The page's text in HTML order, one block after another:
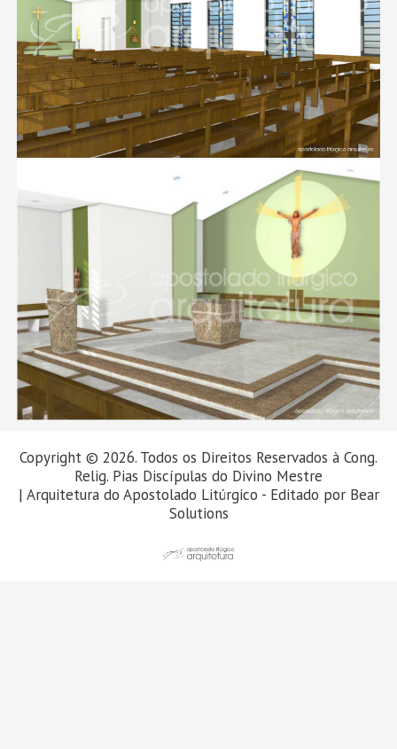
Copyright © 2026. Todos os Direitos Reservados à Cong.
Relig. Pias Discípulas do Divino Mestre
| Arquitetura do Apostolado Litúrgico - Editado por Bear
Solutions